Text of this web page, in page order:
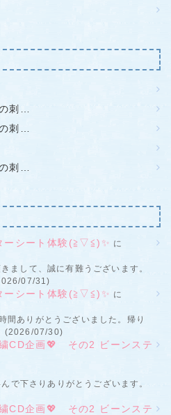
刺…
刺…
刺…
ーシート体験(≧▽≦)✨ に
まして、誠に有難うございます。
07/31)
ーシート体験(≧▽≦)✨ に
間ありがとうございました。帰り
(2026/07/30)
CD企画💖 その2 ビーンステ
で下さりありがとうございます。
CD企画💖 その2 ビーンステ